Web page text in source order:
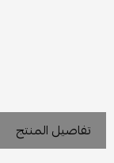
تفاصيل المنتج